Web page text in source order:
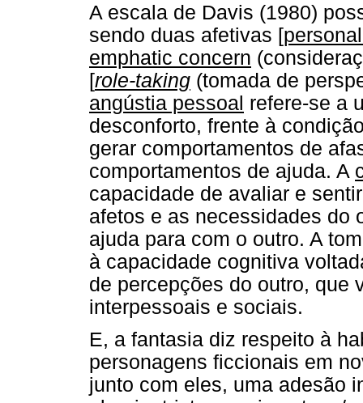
A escala de Davis (1980)
sendo duas afetivas [
emphatic concern
[role-taking (tomada de
angústia pessoal refere-se a
desconforto, frente à
gerar comportamentos de
comportamentos de ajuda. A
capacidade de avaliar e
afetos e as necessidades do
ajuda para com o outro. A
à capacidade cognitiva
de percepções do outro, que
interpessoais e sociais.
E, a fantasia diz respeito à
personagens ficcionais em
junto com eles, uma adesão